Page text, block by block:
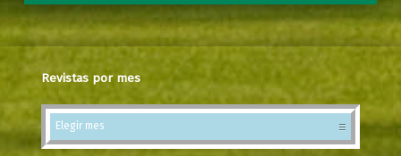
Revistas por mes
Revistas por mes